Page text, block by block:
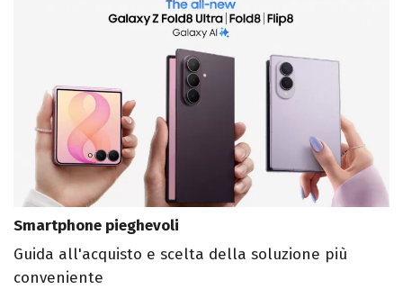
Smartphone pieghevoli
Guida all'acquisto e scelta della soluzione più
conveniente